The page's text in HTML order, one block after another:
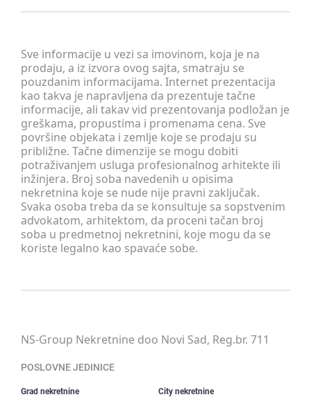
Sve informacije u vezi sa imovinom, koja je na
prodaju, a iz izvora ovog sajta, smatraju se
pouzdanim informacijama. Internet prezentacija
kao takva je napravljena da prezentuje tačne
informacije, ali takav vid prezentovanja podložan je
greškama, propustima i promenama cena. Sve
površine objekata i zemlje koje se prodaju su
približne. Tačne dimenzije se mogu dobiti
potraživanjem usluga profesionalnog arhitekte ili
inžinjera. Broj soba navedenih u opisima
nekretnina koje se nude nije pravni zaključak.
Svaka osoba treba da se konsultuje sa sopstvenim
advokatom, arhitektom, da proceni tačan broj
soba u predmetnoj nekretnini, koje mogu da se
koriste legalno kao spavaće sobe.
NS-Group Nekretnine doo Novi Sad, Reg.br. 711
POSLOVNE JEDINICE
Grad nekretnine City nekretnine